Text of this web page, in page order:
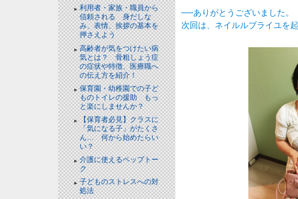
利用者・家族・職員から
信頼される 身だしな
み、表情、挨拶の基本を
押さえよう
高齢者が気をつけたい病
気とは？ 骨粗しょう症
の症状や特徴、医療職へ
の伝え方を紹介！
保育園・幼稚園での子ど
ものトイレの援助 もっ
と楽にしませんか？
【保育者必見】クラスに
「気になる子」がたくさ
ん… 何から始めたらい
い？
介護に使えるペップトー
ク
子どものストレスへの対
処法
──ありがとうございました。
次回は、ネイルルブライユを